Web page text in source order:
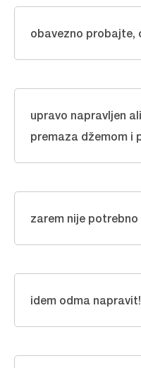
obavezno probajte,
upravo napravljen
premaza džemom i
zarem nije potrebno
idem odma napravit!